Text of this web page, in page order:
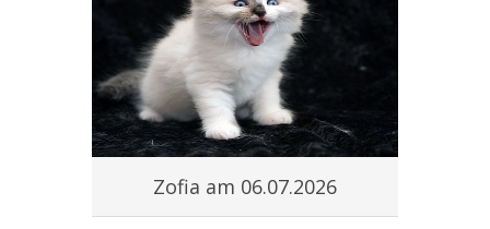
Zofia am 06.07.2026